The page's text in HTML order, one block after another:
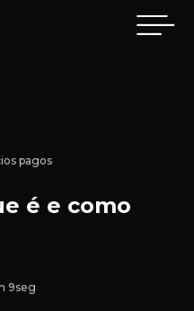
pagos
é e como
9seg